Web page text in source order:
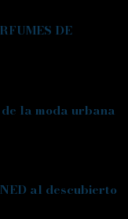
DE
la moda urbana
al descubierto